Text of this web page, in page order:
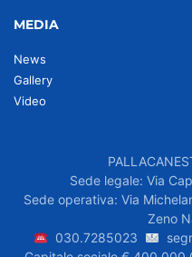
MEDIA
News
Gallery
Video
Sede legale: Via
Sede operativa: Via
Zeno
030.7285023